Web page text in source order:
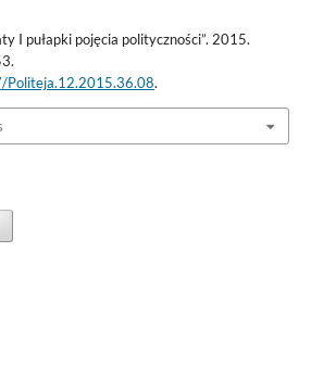
I pułapki pojęcia polityczności”. 2015.
Politeja.12.2015.36.08.